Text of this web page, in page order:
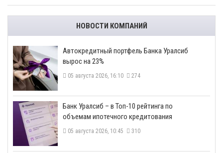
НОВОСТИ КОМПАНИЙ
​Автокредитный портфель Банка Уралсиб
вырос на 23%
05 августа 2026, 16:10 274
​Банк Уралсиб – в Топ-10 рейтинга по
объемам ипотечного кредитования
05 августа 2026, 10:45 310